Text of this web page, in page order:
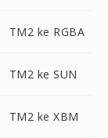
TM2 ke RGBA
TM2 ke SUN
TM2 ke XBM